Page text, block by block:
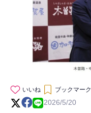
いいね ブックマーク
2026/5/20